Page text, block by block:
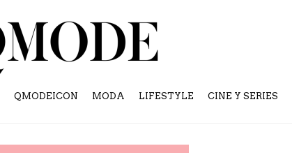
QMODEICON MODA LIFESTYLE CINE Y SERIES